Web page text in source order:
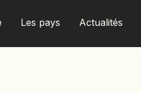
Les pays Actualités